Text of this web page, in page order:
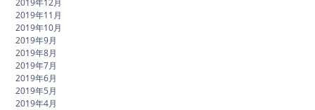
2019年12月
2019年11月
2019年10月
2019年9月
2019年8月
2019年7月
2019年6月
2019年5月
2019年4月